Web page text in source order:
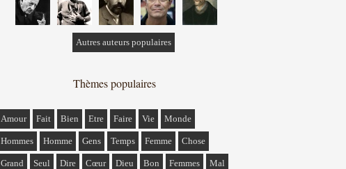
Autres auteurs populaires
Thèmes populaires
Amour Fait Bien Etre Faire Vie Monde
Hommes Homme Gens Temps Femme Chose
Grand Seul Dire Cœur Dieu Bon Femmes Mal